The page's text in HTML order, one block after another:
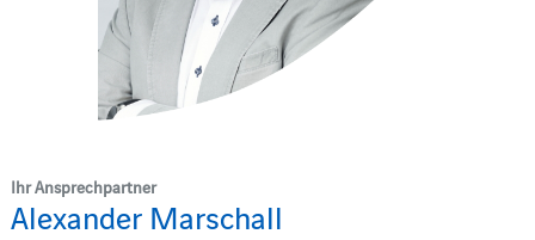
Ihr Ansprechpartner
Alexander Marschall